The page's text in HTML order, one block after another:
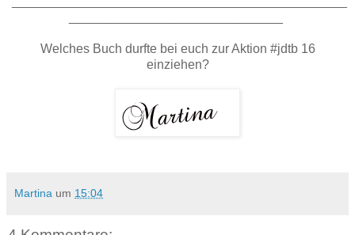
Welches Buch durfte bei euch zur Aktion #jdtb 16
einziehen?
Martina um 15:04